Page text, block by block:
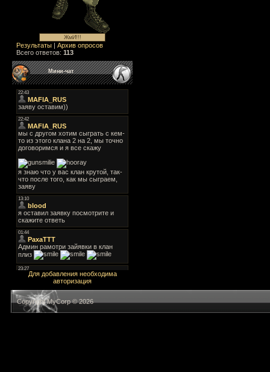
Результаты | Архив опросов
Всего ответов: 113
Мини-чат
Для добавления необходима
авторизация
Copyright MyCorp © 2026